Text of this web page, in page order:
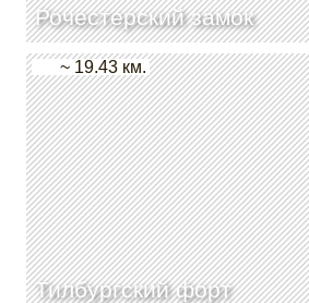
Рочестерский замок
Тилбургский форт
~ 19.43 км.